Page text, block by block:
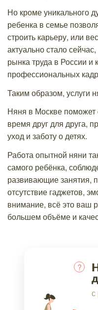
Но кроме уникального
ребенка в семье
строить карьеру, или
актуально стало
рынка труда в России и
профессиональных
Таким образом, услуги
Няня в Москве поможет
время друг для друга,
уход и заботу о детях.
Работа опытной няни
самого ребёнка,
развивающие занятия,
отсутствие гаджетов,
внимание, всё это ваш
большем объёме и
с
?